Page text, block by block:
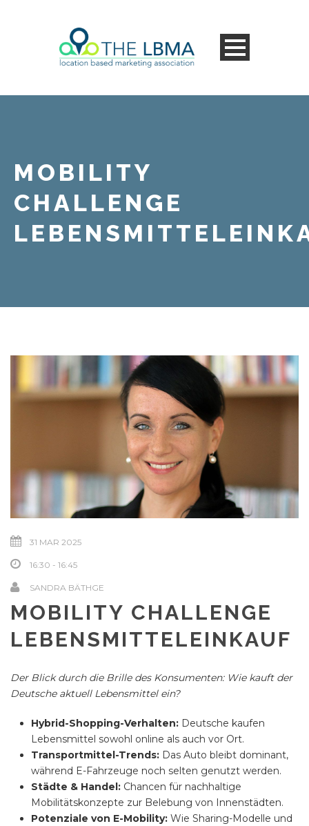
MOBILITY
CHALLENGE
31 MAR 2025
16:30 - 16:45
SANDRA BÄTHGE
MOBILITY CHALLENGE
LEBENSMITTELEINKAUF
Der Blick durch die Brille des Konsumenten: Wie kauft der
Deutsche aktuell Lebensmittel ein?
Hybrid-Shopping-Verhalten: Deutsche kaufen
Lebensmittel sowohl online als auch vor Ort.
Transportmittel-Trends: Das Auto bleibt dominant,
während E-Fahrzeuge noch selten genutzt werden.
Städte & Handel: Chancen für nachhaltige
Mobilitätskonzepte zur Belebung von Innenstädten.
Potenziale von E-Mobility: Wie Sharing-Modelle und